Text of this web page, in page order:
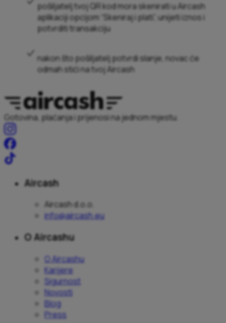
pošiljatelj tvoj QR kod mora skenirati u Aircash
aplikaciji opcijom “Skeniraj i plati”, unijeti iznos i
potvrditi transakciju
nakon što pošiljatelj potvrdi slanje, novac će
odmah stići na tvoj Aircash
Gotovina, plaćanja i prijenosi na jednom mjestu.
Aircash
Aircash d.o.o.
info@aircash.eu
O Aircashu
O Aircashu
Karijere
Sigurnost
Novosti
Blog
Press